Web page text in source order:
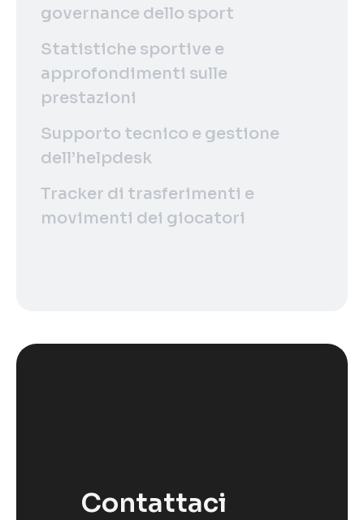
governance dello sport
Statistiche sportive e
approfondimenti sulle
prestazioni
Supporto tecnico e gestione
dell’helpdesk
Tracker di trasferimenti e
movimenti dei giocatori
Contattaci